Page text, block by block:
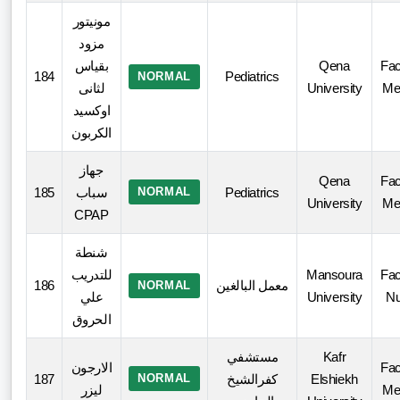
184
مونيتور
مزود
بقياس
لثانى
اوكسيد
الكربون
NORMAL Pediatrics
Qena
University
185
جهاز
سباب
CPAP
NORMAL Pediatrics
Qena
University
186
شنطة
للتدريب
علي
الحروق
NORMAL معمل البالغين
Mansoura
University
187
الارجون
ليزر
NORMAL
مستشفي
كفرالشيخ
Kafr
Elshiekh